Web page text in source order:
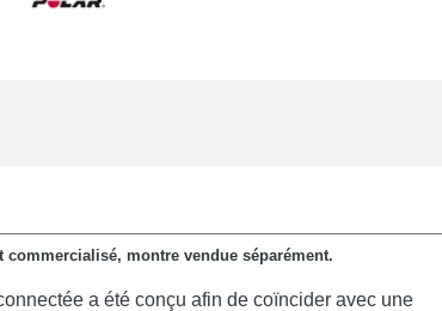
montre vendue séparément.
a été conçu afin de coïncider avec une